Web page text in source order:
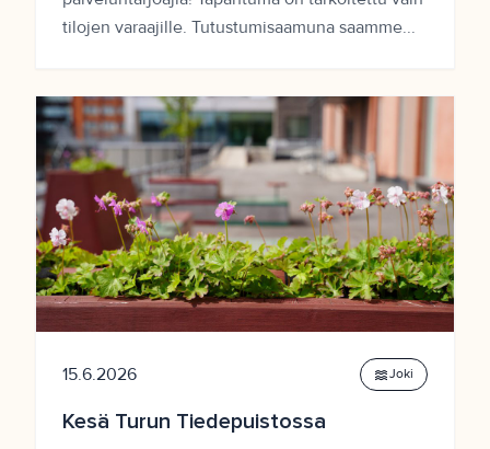
tilojen varaajille. Tutustumisaamuna saamme...
15.6.2026 wavesJoki
Kesä Turun Tiedepuistossa